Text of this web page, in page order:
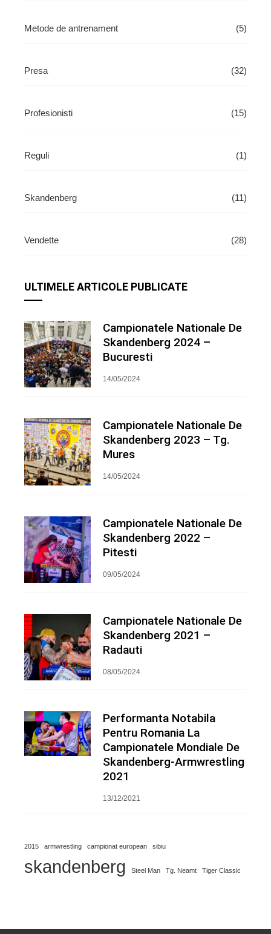
Metode de antrenament (5)
Presa (32)
Profesionisti (15)
Reguli (1)
Skandenberg (11)
Vendette (28)
ULTIMELE ARTICOLE PUBLICATE
Campionatele Nationale De
Skandenberg 2024 –
Bucuresti
14/05/2024
Campionatele Nationale De
Skandenberg 2023 – Tg.
Mures
14/05/2024
Campionatele Nationale De
Skandenberg 2022 –
Pitesti
09/05/2024
Campionatele Nationale De
Skandenberg 2021 –
Radauti
08/05/2024
Performanta Notabila
Pentru Romania La
Campionatele Mondiale De
Skandenberg-Armwrestling
2021
13/12/2021
2015 armwrestling campionat european sibiu
skandenberg Steel Man Tg. Neamt Tiger Classic